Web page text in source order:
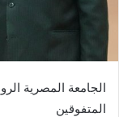
الجامعة المصرية
المتفوقين